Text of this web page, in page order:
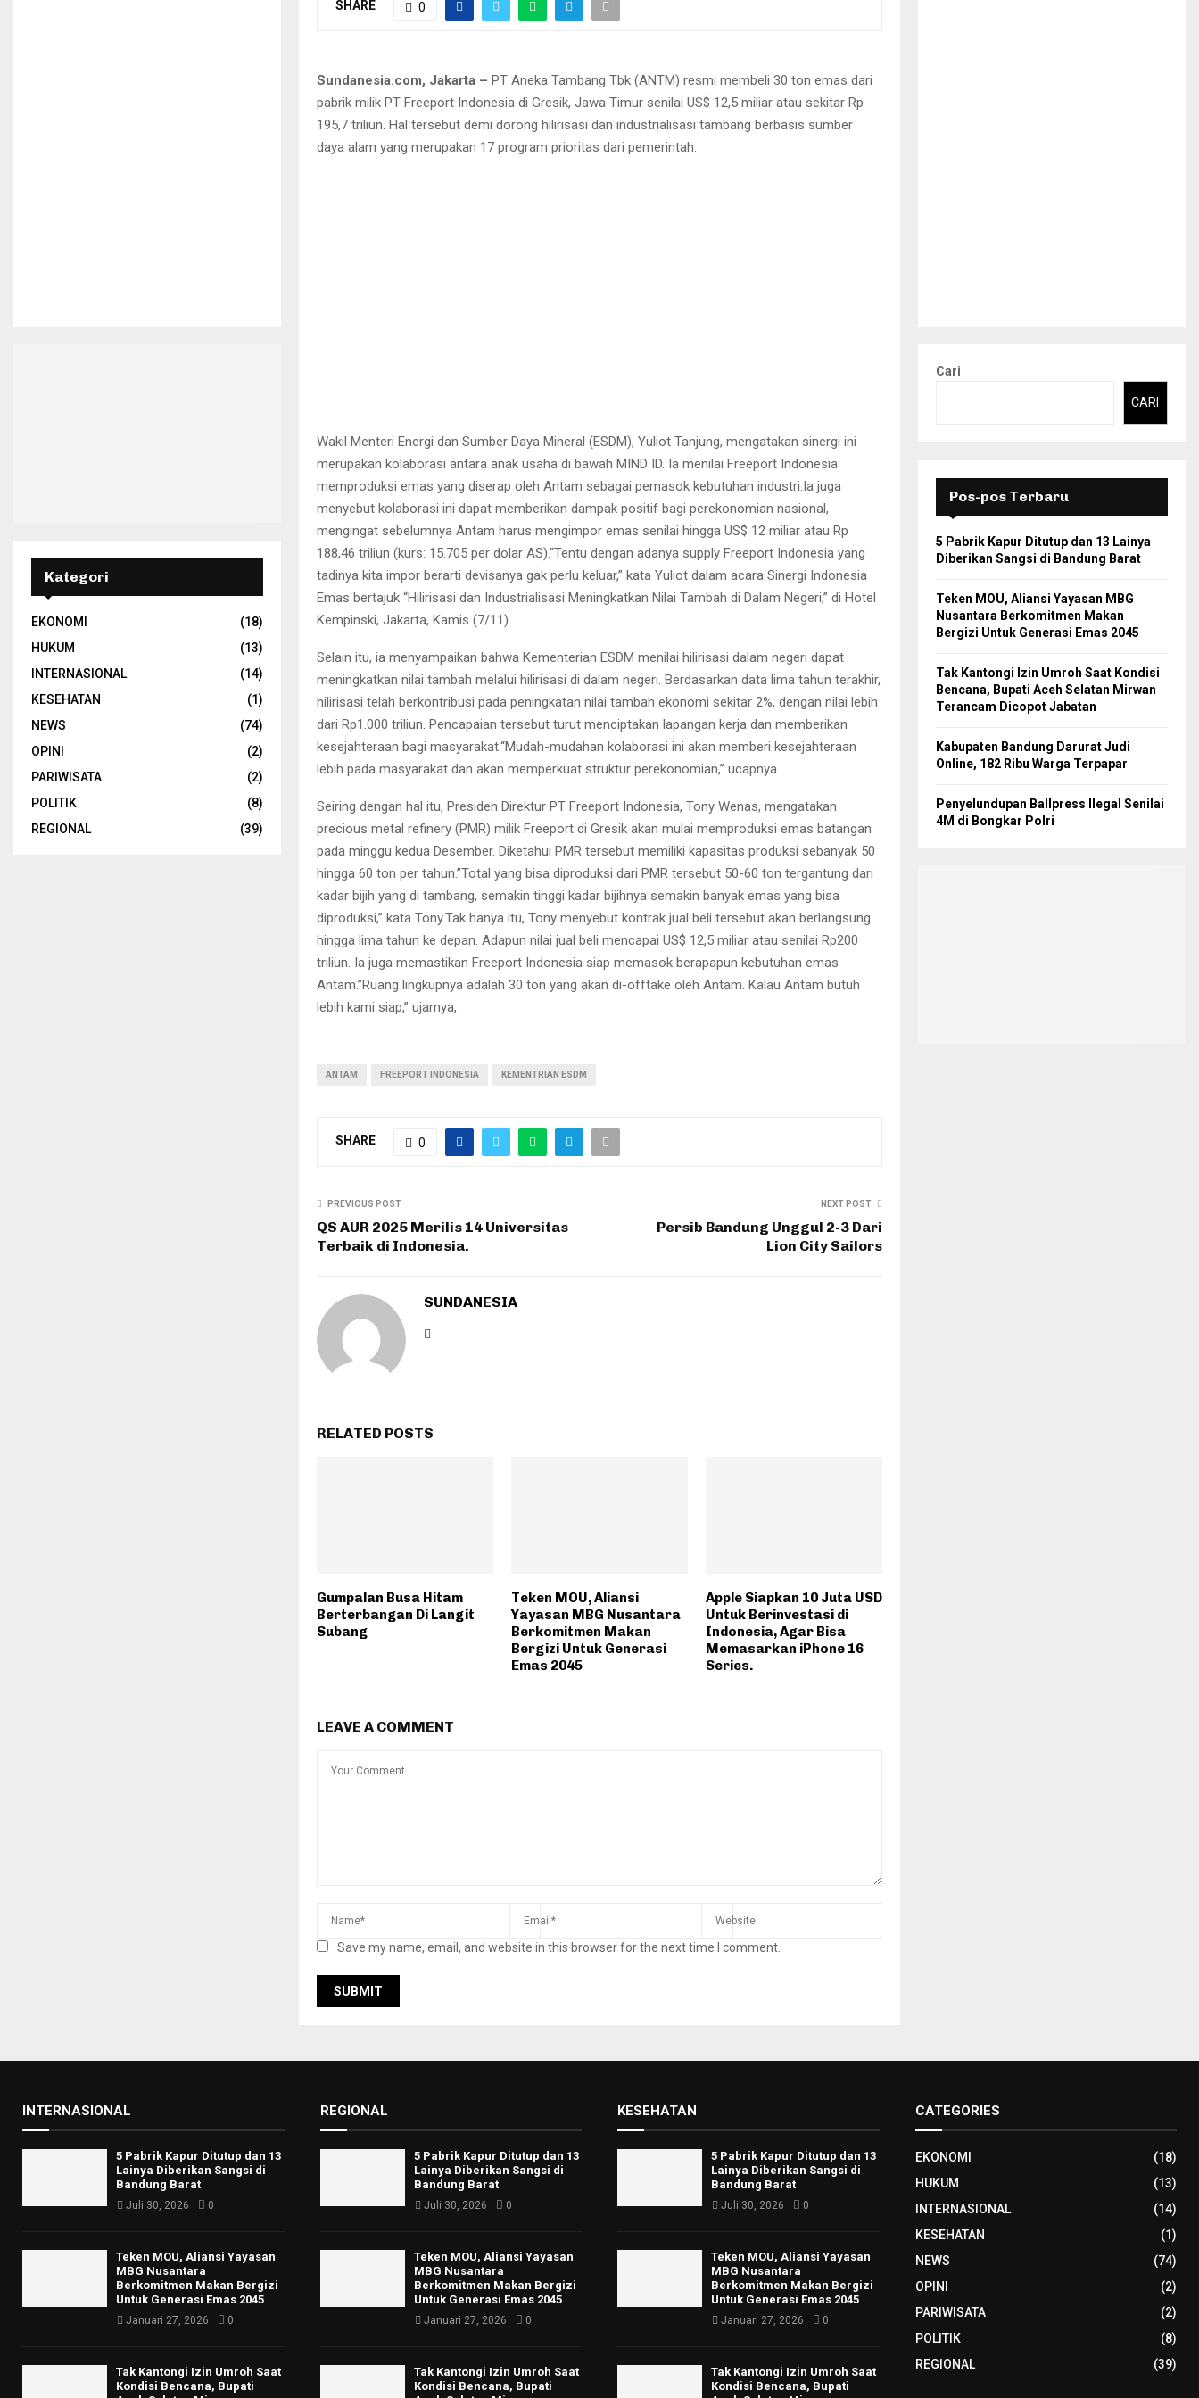
SHARE 0
Sundanesia.com, Jakarta – PT Aneka Tambang Tbk (ANTM) resmi membeli 30 ton emas dari
pabrik milik PT Freeport Indonesia di Gresik, Jawa Timur senilai US$ 12,5 miliar atau sekitar Rp
195,7 triliun. Hal tersebut demi dorong hilirisasi dan industrialisasi tambang berbasis sumber
daya alam yang merupakan 17 program prioritas dari pemerintah.
Wakil Menteri Energi dan Sumber Daya Mineral (ESDM), Yuliot Tanjung, mengatakan sinergi ini
merupakan kolaborasi antara anak usaha di bawah MIND ID. Ia menilai Freeport Indonesia
memproduksi emas yang diserap oleh Antam sebagai pemasok kebutuhan industri.Ia juga
menyebut kolaborasi ini dapat memberikan dampak positif bagi perekonomian nasional,
mengingat sebelumnya Antam harus mengimpor emas senilai hingga US$ 12 miliar atau Rp
188,46 triliun (kurs: 15.705 per dolar AS).“Tentu dengan adanya supply Freeport Indonesia yang
tadinya kita impor berarti devisanya gak perlu keluar,” kata Yuliot dalam acara Sinergi Indonesia
Emas bertajuk “Hilirisasi dan Industrialisasi Meningkatkan Nilai Tambah di Dalam Negeri,” di Hotel
Kempinski, Jakarta, Kamis (7/11).
Selain itu, ia menyampaikan bahwa Kementerian ESDM menilai hilirisasi dalam negeri dapat
meningkatkan nilai tambah melalui hilirisasi di dalam negeri. Berdasarkan data lima tahun terakhir,
hilirisasi telah berkontribusi pada peningkatan nilai tambah ekonomi sekitar 2%, dengan nilai lebih
dari Rp1.000 triliun. Pencapaian tersebut turut menciptakan lapangan kerja dan memberikan
kesejahteraan bagi masyarakat.“Mudah-mudahan kolaborasi ini akan memberi kesejahteraan
lebih pada masyarakat dan akan memperkuat struktur perekonomian,” ucapnya.
Seiring dengan hal itu, Presiden Direktur PT Freeport Indonesia, Tony Wenas, mengatakan
precious metal refinery (PMR) milik Freeport di Gresik akan mulai memproduksi emas batangan
pada minggu kedua Desember. Diketahui PMR tersebut memiliki kapasitas produksi sebanyak 50
hingga 60 ton per tahun.”Total yang bisa diproduksi dari PMR tersebut 50-60 ton tergantung dari
kadar bijih yang di tambang, semakin tinggi kadar bijihnya semakin banyak emas yang bisa
diproduksi,” kata Tony.Tak hanya itu, Tony menyebut kontrak jual beli tersebut akan berlangsung
hingga lima tahun ke depan. Adapun nilai jual beli mencapai US$ 12,5 miliar atau senilai Rp200
triliun. Ia juga memastikan Freeport Indonesia siap memasok berapapun kebutuhan emas
Antam.”Ruang lingkupnya adalah 30 ton yang akan di-offtake oleh Antam. Kalau Antam butuh
lebih kami siap,” ujarnya,
ANTAM FREEPORT INDONESIA KEMENTRIAN ESDM
SHARE 0
PREVIOUS POST
QS AUR 2025 Merilis 14 Universitas
Terbaik di Indonesia.
NEXT POST
Persib Bandung Unggul 2-3 Dari
Lion City Sailors
SUNDANESIA
RELATED POSTS
Gumpalan Busa Hitam
Berterbangan Di Langit
Subang
Teken MOU, Aliansi
Yayasan MBG Nusantara
Berkomitmen Makan
Bergizi Untuk Generasi
Emas 2045
Apple Siapkan 10 Juta USD
Untuk Berinvestasi di
Indonesia, Agar Bisa
Memasarkan iPhone 16
Series.
LEAVE A COMMENT
Save my name, email, and website in this browser for the next time I comment.
Kategori
EKONOMI
(18)
HUKUM
(13)
INTERNASIONAL
(14)
KESEHATAN
(1)
NEWS
(74)
OPINI
(2)
PARIWISATA
(2)
POLITIK
(8)
REGIONAL
(39)
Cari
CARI
Pos-pos Terbaru
5 Pabrik Kapur Ditutup dan 13 Lainya
Diberikan Sangsi di Bandung Barat
Teken MOU, Aliansi Yayasan MBG
Nusantara Berkomitmen Makan
Bergizi Untuk Generasi Emas 2045
Tak Kantongi Izin Umroh Saat Kondisi
Bencana, Bupati Aceh Selatan Mirwan
Terancam Dicopot Jabatan
Kabupaten Bandung Darurat Judi
Online, 182 Ribu Warga Terpapar
Penyelundupan Ballpress Ilegal Senilai
4M di Bongkar Polri
INTERNASIONAL
5 Pabrik Kapur Ditutup dan 13
Lainya Diberikan Sangsi di
Bandung Barat
Juli 30, 2026 0
Teken MOU, Aliansi Yayasan
MBG Nusantara
Berkomitmen Makan Bergizi
Untuk Generasi Emas 2045
Januari 27, 2026 0
Tak Kantongi Izin Umroh Saat
Kondisi Bencana, Bupati
REGIONAL
5 Pabrik Kapur Ditutup dan 13
Lainya Diberikan Sangsi di
Bandung Barat
Juli 30, 2026 0
Teken MOU, Aliansi Yayasan
MBG Nusantara
Berkomitmen Makan Bergizi
Untuk Generasi Emas 2045
Januari 27, 2026 0
Tak Kantongi Izin Umroh Saat
Kondisi Bencana, Bupati
KESEHATAN
5 Pabrik Kapur Ditutup dan 13
Lainya Diberikan Sangsi di
Bandung Barat
Juli 30, 2026 0
Teken MOU, Aliansi Yayasan
MBG Nusantara
Berkomitmen Makan Bergizi
Untuk Generasi Emas 2045
Januari 27, 2026 0
Tak Kantongi Izin Umroh Saat
Kondisi Bencana, Bupati
CATEGORIES
EKONOMI
(18)
HUKUM
(13)
INTERNASIONAL
(14)
KESEHATAN
(1)
NEWS
(74)
OPINI
(2)
PARIWISATA
(2)
POLITIK
(8)
REGIONAL
(39)